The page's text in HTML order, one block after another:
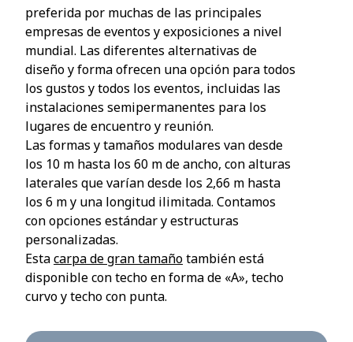
preferida por muchas de las principales
empresas de eventos y exposiciones a nivel
mundial. Las diferentes alternativas de
diseño y forma ofrecen una opción para todos
los gustos y todos los eventos, incluidas las
instalaciones semipermanentes para los
lugares de encuentro y reunión.
Las formas y tamaños modulares van desde
los 10 m hasta los 60 m de ancho, con alturas
laterales que varían desde los 2,66 m hasta
los 6 m y una longitud ilimitada. Contamos
con opciones estándar y estructuras
personalizadas.
Estacarpa de gran tamañotambién está
disponible con techo en forma de «A», techo
curvo y techo con punta.